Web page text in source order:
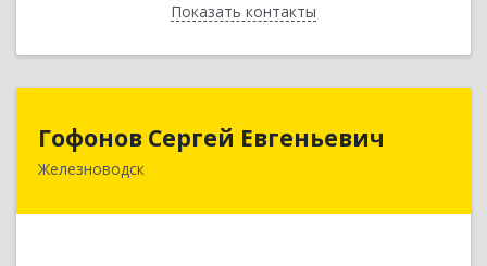
Показать контакты
Назад
Гофонов Сергей Евгеньевич
Железноводск
Гофонов Сергей Евгеньевич